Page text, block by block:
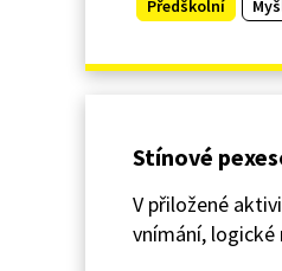
Předškolní
Stínové
V přiložené
vnímání,